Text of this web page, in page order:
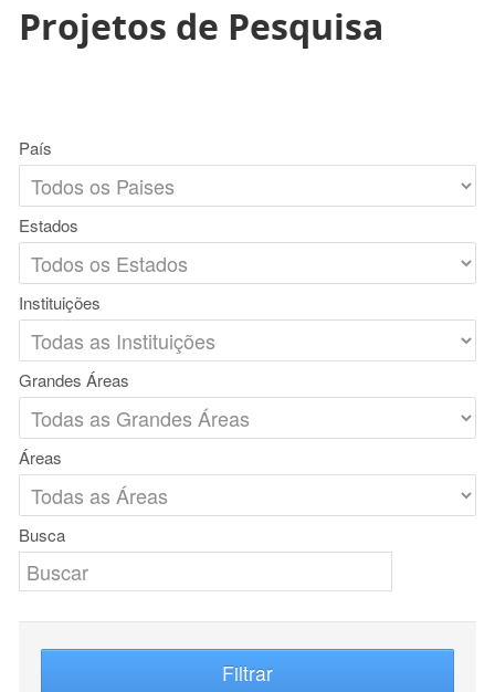
Projetos de Pesquisa
País
Estados
Instituições
Grandes Áreas
Áreas
Busca
Filtrar